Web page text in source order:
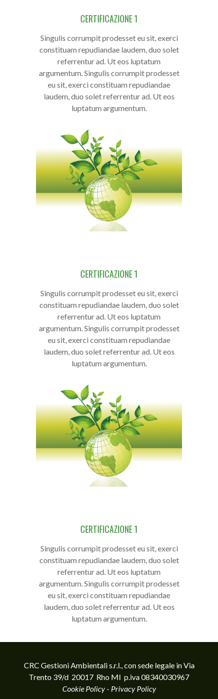
CERTIFICAZIONE 1
Singulis corrumpit prodesset eu sit, exerci
constituam repudiandae laudem, duo solet
referrentur ad. Ut eos luptatum
argumentum. Singulis corrumpit prodesset
eu sit, exerci constituam repudiandae
laudem, duo solet referrentur ad. Ut eos
luptatum argumentum.
CERTIFICAZIONE 1
Singulis corrumpit prodesset eu sit, exerci
constituam repudiandae laudem, duo solet
referrentur ad. Ut eos luptatum
argumentum. Singulis corrumpit prodesset
eu sit, exerci constituam repudiandae
laudem, duo solet referrentur ad. Ut eos
luptatum argumentum.
CERTIFICAZIONE 1
Singulis corrumpit prodesset eu sit, exerci
constituam repudiandae laudem, duo solet
referrentur ad. Ut eos luptatum
argumentum. Singulis corrumpit prodesset
eu sit, exerci constituam repudiandae
laudem, duo solet referrentur ad. Ut eos
luptatum argumentum.
CRC Gestioni Ambientali s.r.l., con sede legale in Via
Trento 39/d 20017 Rho MI p.iva 08340030967
Cookie Policy- Privacy Policy